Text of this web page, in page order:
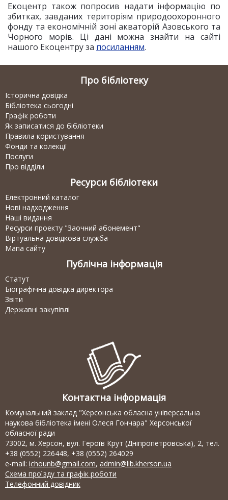
Екоцентр також попросив надати інформацію по
збитках, завданих територіям природоохоронного
фонду та економічній зоні акваторій Азовського та
Чорного морів. Ці дані можна знайти на сайті
нашого Екоцентру за посиланням.
Про бібліотеку
Історична довідка
Бібліотека сьогодні
Графік роботи
Як записатися до бібліотеки
Правила користування
Фонди та колекції
Послуги
Про відділи
Ресурси бібліотеки
Електронний каталог
Нові надходження
Наші видання
Ресурси проекту "Заочний абонемент"
Віртуальна довідкова служба
Мапа сайту
Публічна інформація
Статут
Біографічна довідка директора
Звіти
Державні закупівлі
Контактна інформація
Комунальний заклад "Херсонська обласна універсальна
наукова бібліотека імені Олеся Гончара" Херсонської
обласної ради
73002, м. Херсон, вул. Героїв Крут (Дніпропетровська), 2, тел.
+38 (0552) 226448, +38 (0552) 264029
e-mail: ichounb@gmail.com, admin@lib.kherson.ua
Схема проїзду та графік роботи
Телефонний довідник